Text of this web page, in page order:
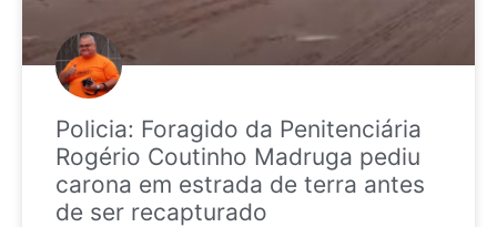
Policia: Foragido da Penitenciária
Rogério Coutinho Madruga pediu
carona em estrada de terra antes
de ser recapturado